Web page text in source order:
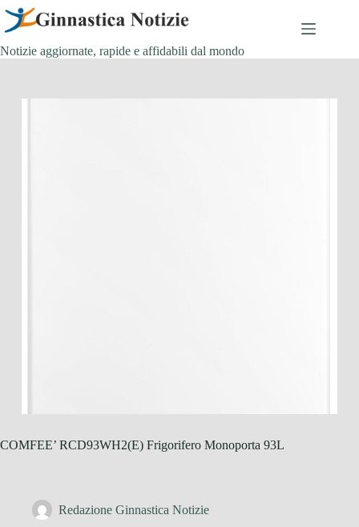
Salta
contenuto
Notizie aggiornate, rapide e affidabili dal mondo
COMFEE’ RCD93WH2(E) Frigorifero Monoporta 93L
Redazione Ginnastica Notizie